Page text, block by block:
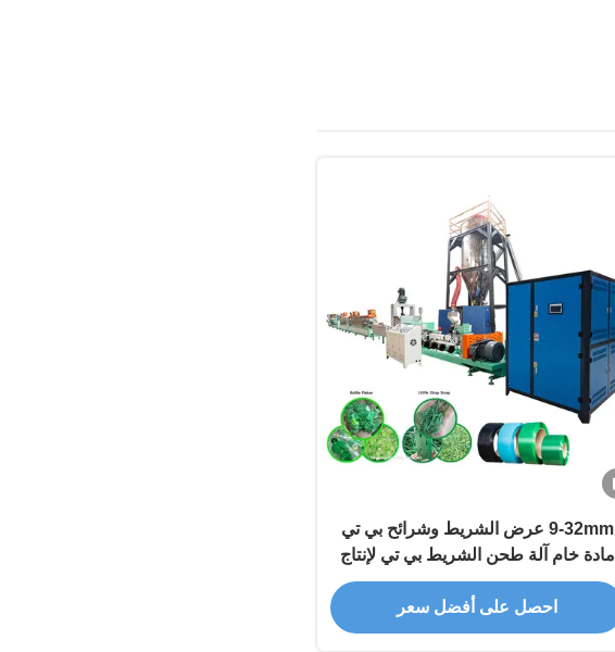
9-32mm عرض الشريط وشرائح بي تي
مادة خام آلة طحن الشريط بي تي لإنتاج
سلس
احصل على أفضل سعر